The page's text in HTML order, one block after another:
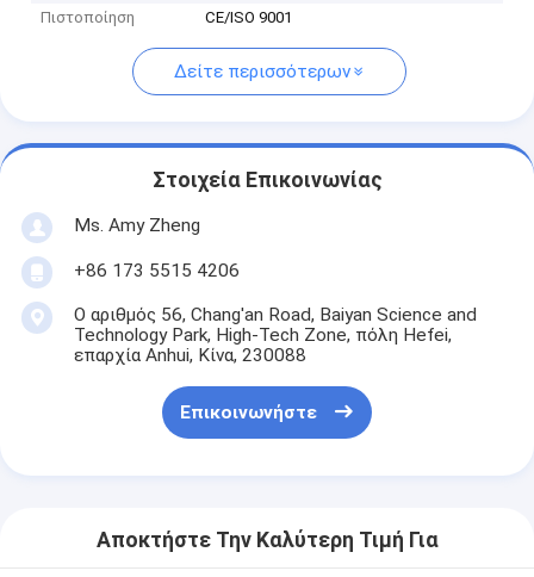
Πιστοποίηση
CE/ISO 9001
Δείτε περισσότερων
Στοιχεία Επικοινωνίας
Ms. Amy Zheng
+86 173 5515 4206
Ο αριθμός 56, Chang'an Road, Baiyan Science and
Technology Park, High-Tech Zone, πόλη Hefei,
επαρχία Anhui, Κίνα, 230088
Επικοινωνήστε
Αποκτήστε Την Καλύτερη Τιμή Για